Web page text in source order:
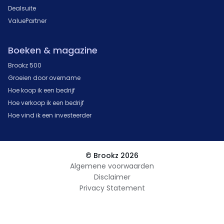
Dealsuite
ValuePartner
Boeken & magazine
Brookz 500
Groeien door overname
Hoe koop ik een bedrijf
Hoe verkoop ik een bedrijf
Hoe vind ik een investeerder
© Brookz 2026
Algemene voorwaarden
Disclaimer
Privacy Statement